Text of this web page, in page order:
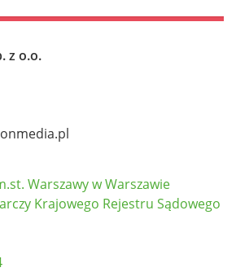
z o.o.
Warszawy w Warszawie
Krajowego Rejestru Sądowego